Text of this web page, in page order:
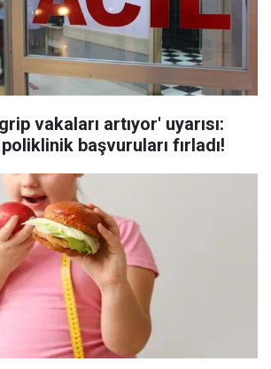
vakaları artıyor' uyarısı:
başvuruları fırladı!